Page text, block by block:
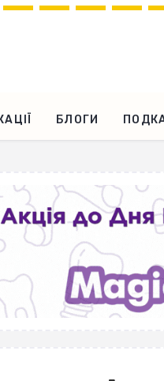
БЛОГИ